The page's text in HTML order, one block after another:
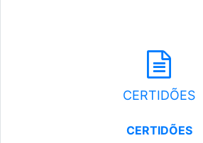
CERTIDÕES
CERTIDÕES